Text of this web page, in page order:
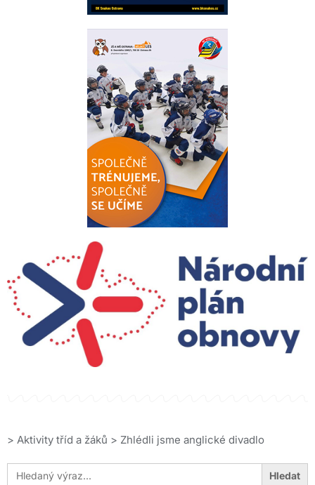
> Aktivity tříd a žáků > Zhlédli jsme anglické divadlo
Search
for: